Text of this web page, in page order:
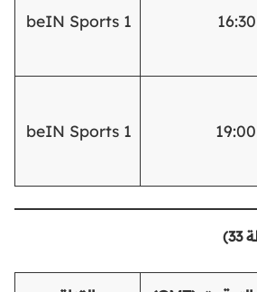
16:30
beIN Sports 1
19:00
beIN Sports 1